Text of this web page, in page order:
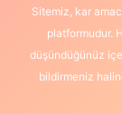
Sitemiz, kar
platformudur.
düşündüğünüz
bildirmeniz